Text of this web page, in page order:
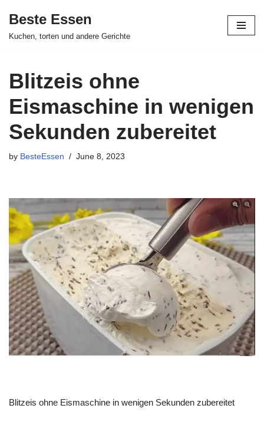
Skip
Beste Essen
Kuchen, torten und andere Gerichte
Blitzeis ohne
Eismaschine in wenigen
Sekunden zubereitet
by BesteEssen June 8, 2023
Blitzeis ohne Eismaschine in wenigen Sekunden zubereitet